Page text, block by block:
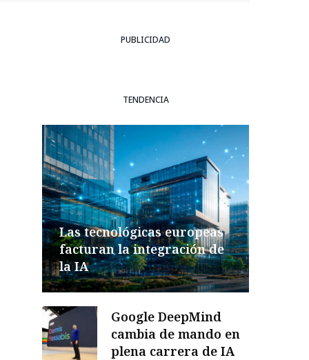
PUBLICIDAD
TENDENCIA
Las tecnológicas europeas
facturan la integración de
la IA
Google DeepMind
cambia de mando en
plena carrera de IA